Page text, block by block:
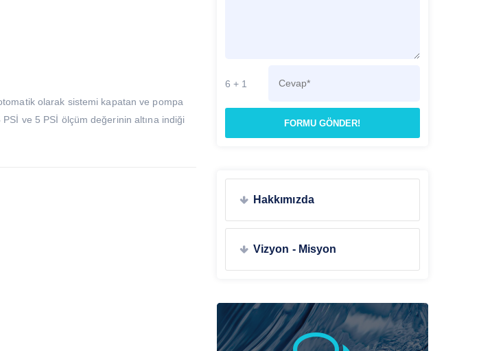
olarak sistemi kapatan ve pompa
ve 5 PSİ ölçüm değerinin altına indiği
6 + 1
FORMU GÖNDER!
Hakkımızda
Vizyon - Misyon